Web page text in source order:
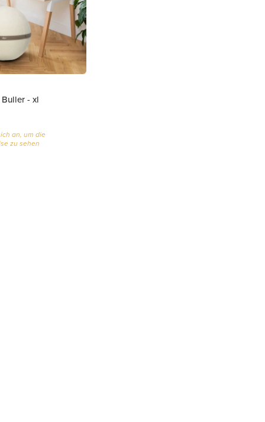
- xl
an, um die
zu sehen